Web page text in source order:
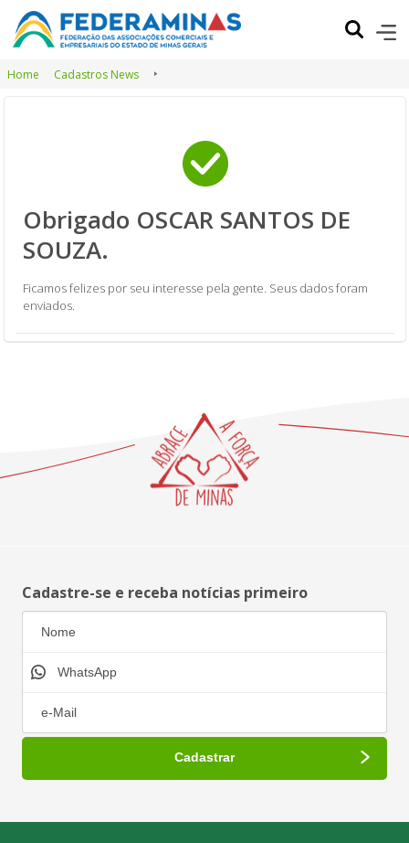
Home Cadastros News
Obrigado OSCAR SANTOS DE
SOUZA.
Ficamos felizes por seu interesse pela gente. Seus dados foram
enviados.
Cadastre-se e receba notícias primeiro